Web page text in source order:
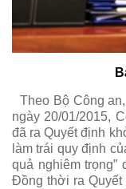
Theo Bộ Công
ngày 20/01/2015,
đã ra Quyết định
làm trái quy định
quả nghiêm
Đồng thời ra